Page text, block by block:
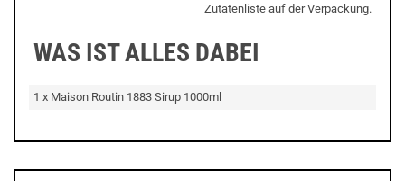
Zutatenliste auf der Verpackung.
WAS IST ALLES DABEI
1 x Maison Routin 1883 Sirup 1000ml